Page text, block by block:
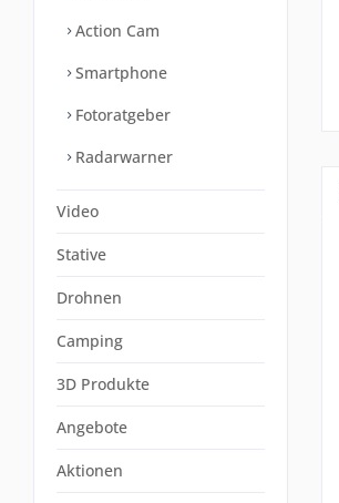
Action Cam
Smartphone
Fotoratgeber
Radarwarner
Video
Stative
Drohnen
Camping
3D Produkte
Angebote
Aktionen